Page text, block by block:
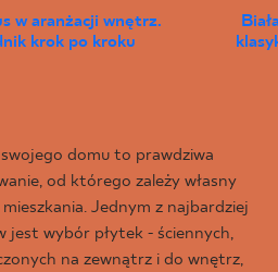
w aranżacji wnętrz.
krok po kroku
domu to prawdziwa
od którego zależy własny
Jednym z najbardziej
jest wybór płytek - ściennych,
na zewnątrz i do wnętrz,